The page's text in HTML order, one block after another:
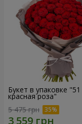
Букет в упаковке "51
красная роза"
5 475 грн